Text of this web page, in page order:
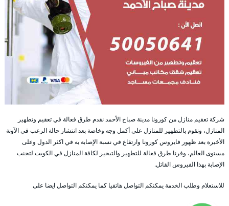
شركة تعقيم منازل من كورونا مدينة صباح الأحمد نقدم طرق فعالة في تعقيم وتطهير
المنازل، ونقوم بالتطهير للمنازل على أكمل وجه وخاصة بعد انتشار حالة الرعب في الآونة
الأخيرة بعد ظهور فايروس كورونا وارتفاع في نسبة الإصابة به في اكثر الدول وعلى
مستوى العالم، وفرنا طرق فعالة للتطهير والتبخير لكافة المنازل في الكويت لتجنب
الإصابة بهذا الفيروس القاتل.
للاستعلام وطلب الخدمة يمكنكم التواصل هاتفيا كما يمكنكم التواصل ايضا على